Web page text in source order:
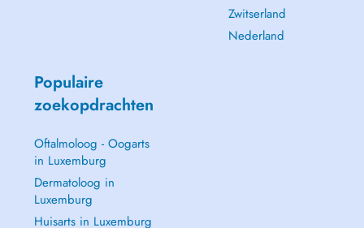
Zwitserland
Nederland
Populaire
zoekopdrachten
Oftalmoloog - Oogarts
in Luxemburg
Dermatoloog in
Luxemburg
Huisarts in Luxemburg